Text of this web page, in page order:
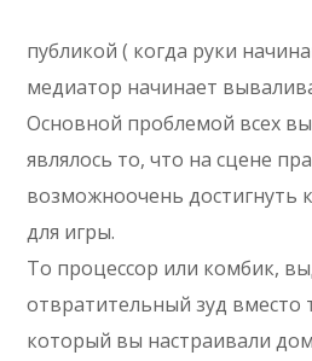
публикой ( когда руки
медиатор начинает
Основной проблемой всех
являлось то, что на сцене
возможноочень достигнуть
для игры.
То процессор или комбик,
отвратительный зуд вместо
который вы настраивали